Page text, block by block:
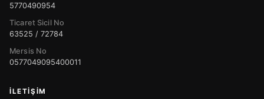
5770490954
Ticaret Sicil No
63525 / 72784
Mersis No
0577049095400011
İLETIŞIM